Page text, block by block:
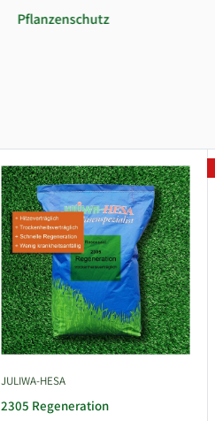
Pflanzenschutz
JULIWA-HESA
2305 Regeneration